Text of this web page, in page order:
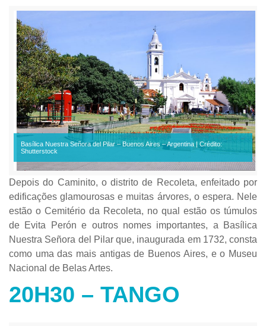
Basílica Nuestra Señora del Pilar – Buenos Aires – Argentina | Crédito:
Shutterstock
Depois do Caminito, o distrito de Recoleta, enfeitado por
edificações glamourosas e muitas árvores, o espera. Nele
estão o Cemitério da Recoleta, no qual estão os túmulos
de Evita Perón e outros nomes importantes, a Basílica
Nuestra Señora del Pilar que, inaugurada em 1732, consta
como uma das mais antigas de Buenos Aires, e o Museu
Nacional de Belas Artes.
20H30 – TANGO